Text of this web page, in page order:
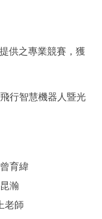
供之專業競賽，獲
行智慧機器人暨光
育緯
瀚
師